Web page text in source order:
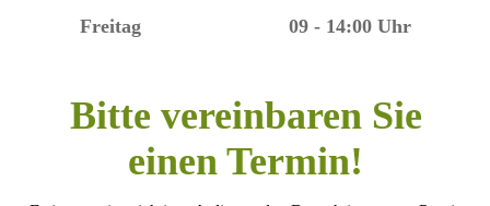
Freitag 09 - 14:00 Uhr
Bitte vereinbaren Sie
einen Termin!